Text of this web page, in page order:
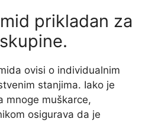
prikladan za
ovisi o individualnim
stanjima. Iako je
mnoge muškarce,
osigurava da je